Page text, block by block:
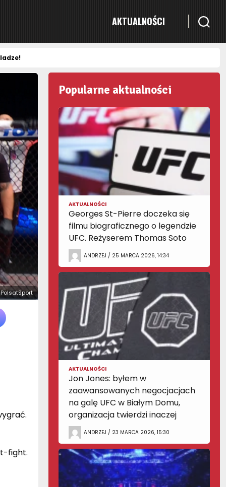
AKTUALNOŚCI
fight.
Popularne aktualności
AKTUALNOŚCI
Georges St-Pierre doczeka się
filmu biograficznego o legendzie
UFC. Reżyserem Thomas Soto
ANDRZEJ / 25 MARCA 2026, 14:34
AKTUALNOŚCI
Jon Jones: byłem w
zaawansowanych negocjacjach
na galę UFC w Białym Domu,
organizacja twierdzi inaczej
ANDRZEJ / 23 MARCA 2026, 15:30